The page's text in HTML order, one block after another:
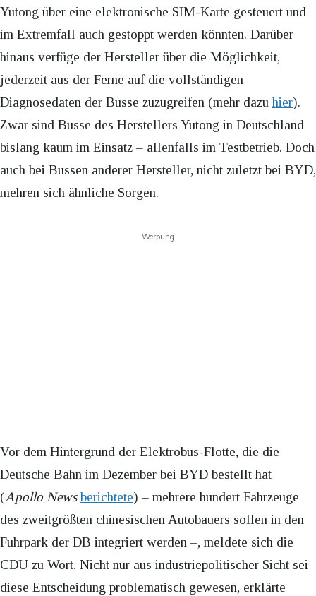
Yutong über eine elektronische SIM-Karte gesteuert und
im Extremfall auch gestoppt werden könnten. Darüber
hinaus verfüge der Hersteller über die Möglichkeit,
jederzeit aus der Ferne auf die vollständigen
Diagnosedaten der Busse zuzugreifen (mehr dazuhier).
Zwar sind Busse des Herstellers Yutong in Deutschland
bislang kaum im Einsatz – allenfalls im Testbetrieb. Doch
auch bei Bussen anderer Hersteller, nicht zuletzt bei BYD,
mehren sich ähnliche Sorgen.
Werbung
Vor dem Hintergrund der Elektrobus-Flotte, die die
Deutsche Bahn im Dezember bei BYD bestellt hat
(Apollo Newsberichtete) – mehrere hundert Fahrzeuge
des zweitgrößten chinesischen Autobauers sollen in den
Fuhrpark der DB integriert werden –, meldete sich die
CDU zu Wort. Nicht nur aus industriepolitischer Sicht sei
diese Entscheidung problematisch gewesen, erklärte